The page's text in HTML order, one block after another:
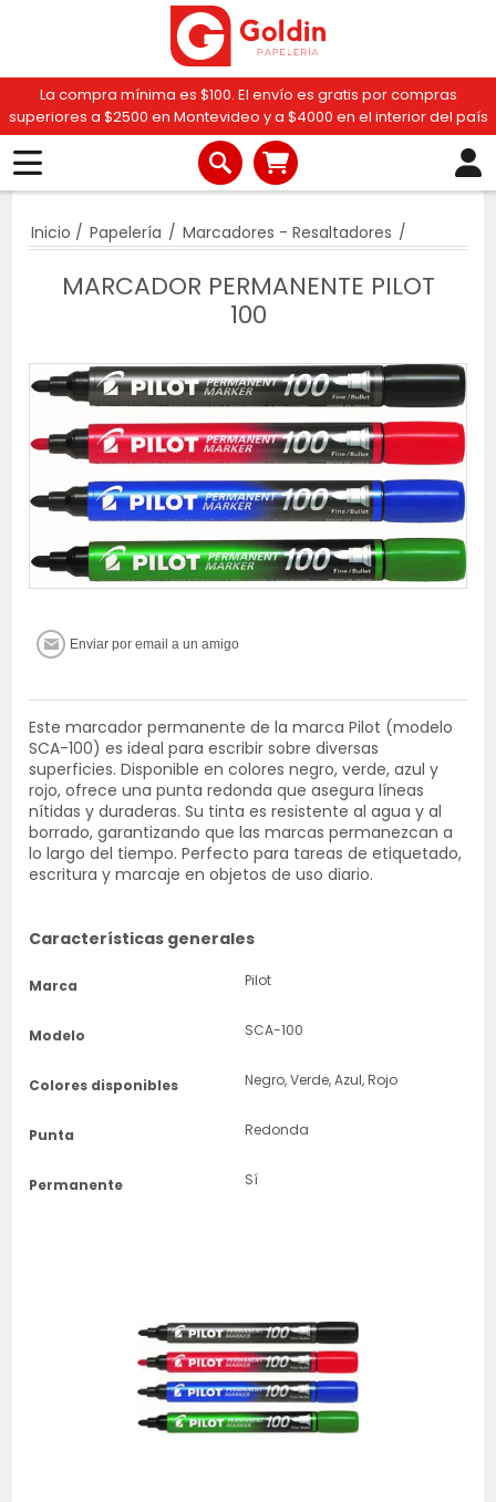
La compra mínima es $100. El envío es gratis por compras
superiores a $2500 en Montevideo y a $4000 en el interior del país
Inicio / Papelería / Marcadores - Resaltadores /
MARCADOR PERMANENTE PILOT
100
Este marcador permanente de la marca Pilot (modelo
SCA-100) es ideal para escribir sobre diversas
superficies. Disponible en colores negro, verde, azul y
rojo, ofrece una punta redonda que asegura líneas
nítidas y duraderas. Su tinta es resistente al agua y al
borrado, garantizando que las marcas permanezcan a
lo largo del tiempo. Perfecto para tareas de etiquetado,
escritura y marcaje en objetos de uso diario.
Características generales
Marca Pilot
Modelo SCA-100
Colores disponibles Negro, Verde, Azul, Rojo
Punta Redonda
Permanente Sí